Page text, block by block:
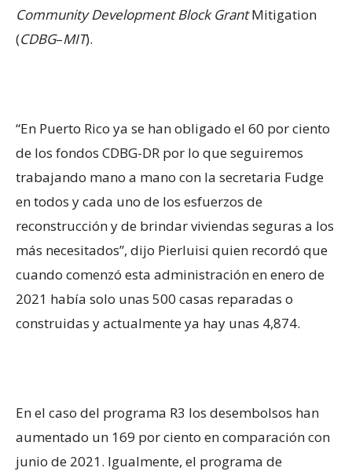
Community Development Block GrantMitigation
(CDBG–MIT).
“En Puerto Rico ya se han obligado el 60 por ciento
de los fondos CDBG-DR por lo que seguiremos
trabajando mano a mano con la secretaria Fudge
en todos y cada uno de los esfuerzos de
reconstrucción y de brindar viviendas seguras a los
más necesitados”, dijo Pierluisi quien recordó que
cuando comenzó esta administración en enero de
2021 había solo unas 500 casas reparadas o
construidas y actualmente ya hay unas 4,874.
En el caso del programa R3 los desembolsos han
aumentado un 169 por ciento en comparación con
junio de 2021. Igualmente, el programa de